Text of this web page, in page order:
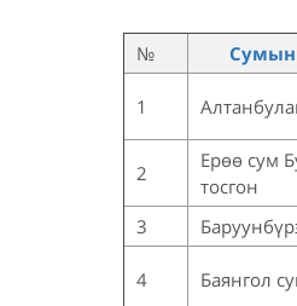
№ Сумын
1
2
Ерөө сум
тосгон
3
4 Баянгол